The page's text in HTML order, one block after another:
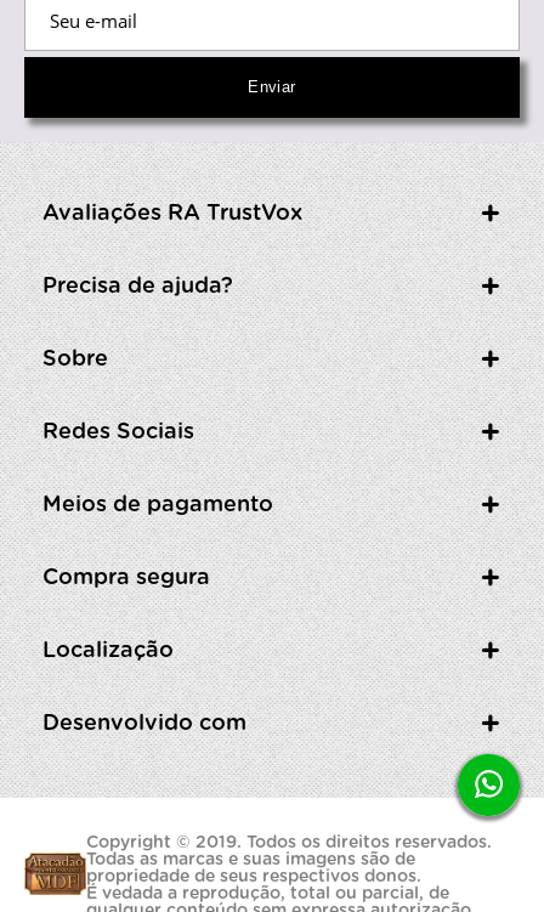
Avaliações RA TrustVox
Precisa de ajuda?
Sobre
Redes Sociais
Meios de pagamento
Compra segura
Localização
Desenvolvido com
Copyright © 2019. Todos os direitos reservados.
Todas as marcas e suas imagens são de
propriedade de seus respectivos donos.
É vedada a reprodução, total ou parcial, de